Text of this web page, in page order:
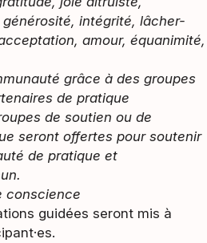
intégrité, lâcher-
amour, équanimité,
grâce à des groupes
de pratique
de soutien ou de
seront offertes pour soutenir
de pratique et
conscience
guidées seront mis à